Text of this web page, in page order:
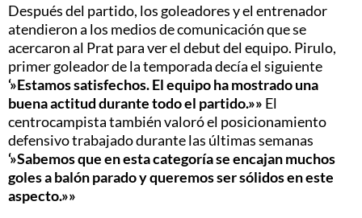
Después del partido, los goleadores y el entrenador
atendieron a los medios de comunicación que se
acercaron al Prat para ver el debut del equipo. Pirulo,
primer goleador de la temporada decía el siguiente
‘»Estamos satisfechos. El equipo ha mostrado una
buena actitud durante todo el partido.»» El
centrocampista también valoró el posicionamiento
defensivo trabajado durante las últimas semanas
‘»Sabemos que en esta categoría se encajan muchos
goles a balón parado y queremos ser sólidos en este
aspecto.»»